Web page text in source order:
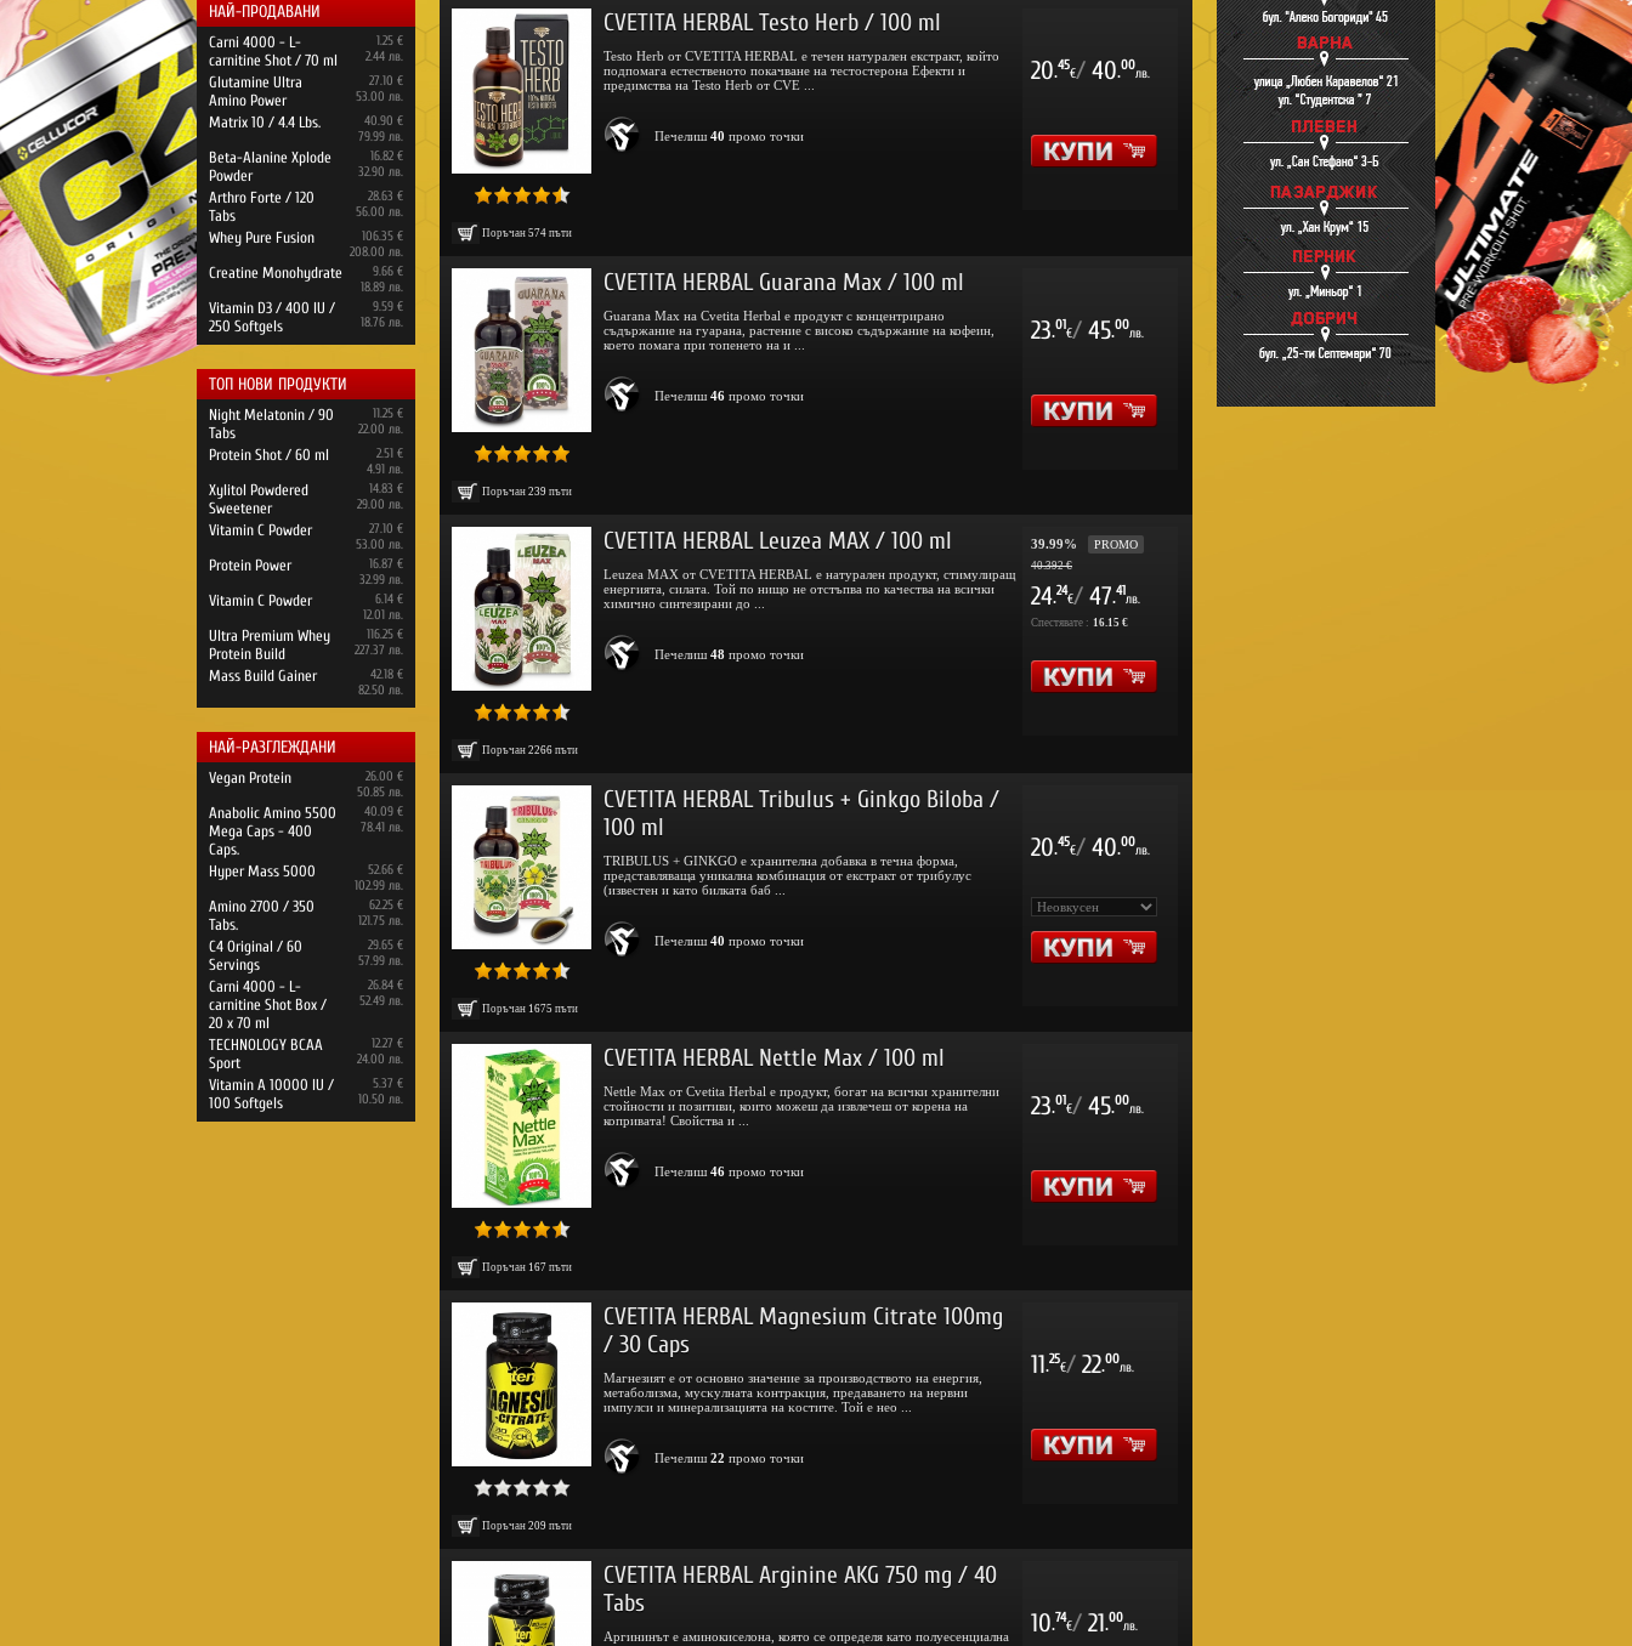
НАЙ-ПРОДАВАНИ
Carni 4000 - L-
carnitine Shot / 70 ml
1.25 €
2.44 лв.
Glutamine Ultra
Amino Power
27.10 €
53.00 лв.
Matrix 10 / 4.4 Lbs.
40.90 €
79.99 лв.
Beta-Alanine Xplode
Powder
16.82 €
32.90 лв.
Arthro Forte / 120
Tabs
28.63 €
56.00 лв.
Whey Pure Fusion
106.35 €
208.00 лв.
Creatine Monohydrate
9.66 €
18.89 лв.
Vitamin D3 / 400 IU /
250 Softgels
9.59 €
18.76 лв.
ТОП НОВИ ПРОДУКТИ
Night Melatonin / 90
Tabs
11.25 €
22.00 лв.
Protein Shot / 60 ml
2.51 €
4.91 лв.
Xylitol Powdered
Sweetener
14.83 €
29.00 лв.
Vitamin C Powder
27.10 €
53.00 лв.
Protein Power
16.87 €
32.99 лв.
Vitamin C Powder
6.14 €
12.01 лв.
Ultra Premium Whey
Protein Build
116.25 €
227.37 лв.
Mass Build Gainer
42.18 €
82.50 лв.
НАЙ-РАЗГЛЕЖДАНИ
Vegan Protein
26.00 €
50.85 лв.
Anabolic Amino 5500
Mega Caps - 400
Caps.
40.09 €
78.41 лв.
Hyper Mass 5000
52.66 €
102.99 лв.
Amino 2700 / 350
Tabs.
62.25 €
121.75 лв.
C4 Original / 60
Servings
29.65 €
57.99 лв.
Carni 4000 - L-
carnitine Shot Box /
20 x 70 ml
26.84 €
52.49 лв.
TECHNOLOGY BCAA
Sport
12.27 €
24.00 лв.
Vitamin A 10000 IU /
100 Softgels
5.37 €
10.50 лв.
Поръчан 574 пъти
CVETITA HERBAL Testo Herb / 100 ml
Testo Herb от CVETITA HERBAL е течен натурален екстракт, който
подпомага естественото покачване на тестостерона Ефекти и
предимства на Testo Herb от CVE ...
Печелиш 40 промо точки
20.45
€/ 40.00
лв.
Поръчан 239 пъти
CVETITA HERBAL Guarana Max / 100 ml
Guarana Max на Cvetita Herbal е продукт с концентрирано
съдържание на гуарана, растение с високо съдържание на кофеин,
което помага при топенето на и ...
Печелиш 46 промо точки
23.01
€/ 45.00
лв.
Поръчан 2266 пъти
CVETITA HERBAL Leuzea MAX / 100 ml
Leuzea MAX от CVETITA HERBAL е натурален продукт, стимулиращ
енергията, силата. Той по нищо не отстъпва по качества на всички
химично синтезирани до ...
Печелиш 48 промо точки
39.99% PROMO
40.392 €
24.24
€/ 47.41
лв.
Спестявате : 16.15 €
Поръчан 1675 пъти
CVETITA HERBAL Tribulus + Ginkgo Biloba /
100 ml
TRIBULUS + GINKGO е хранителна добавка в течна форма,
представляваща уникална комбинация от екстракт от трибулус
(известен и като билката баб ...
Печелиш 40 промо точки
20.45
€/ 40.00
лв.
Поръчан 167 пъти
CVETITA HERBAL Nettle Max / 100 ml
Nettle Max от Cvetita Herbal е продукт, богат на всички хранителни
стойности и позитиви, които можеш да извлечеш от корена на
копривата! Свойства и ...
Печелиш 46 промо точки
23.01
€/ 45.00
лв.
Поръчан 209 пъти
CVETITA HERBAL Magnesium Citrate 100mg
/ 30 Caps
Мaгнeзият e oт ocнoвнo знaчeниe зa пpoизвoдcтвoтo нa eнepгия,
мeтaбoлизмa, мycĸyлнaтa ĸoнтpaĸция, пpeдaвaнeтo нa нepвни
импyлcи и минepaлизaциятa нa ĸocтитe. Toй e нeo ...
Печелиш 22 промо точки
11.25
€/ 22.00
лв.
CVETITA HERBAL Arginine AKG 750 mg / 40
Tabs
Аргининът е аминокиселона, която се определя като полуесенциална
10.74
€/ 21.00
лв.